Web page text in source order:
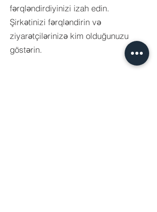
fərqləndirdiyinizi izah edin.
Şirkətinizi fərqləndirin və
ziyarətçilərinizə kim olduğunuzu
göstərin.